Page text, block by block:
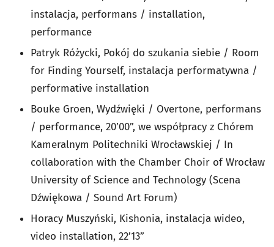
instalacja, performans / installation,
performance
Patryk Różycki, Pokój do szukania siebie / Room
for Finding Yourself, instalacja performatywna /
performative installation
Bouke Groen, Wydźwięki / Overtone, performans
/ performance, 20’00”, we współpracy z Chórem
Kameralnym Politechniki Wrocławskiej / In
collaboration with the Chamber Choir of Wrocław
University of Science and Technology (Scena
Dźwiękowa / Sound Art Forum)
Horacy Muszyński, Kishonia, instalacja wideo,
video installation, 22’13”